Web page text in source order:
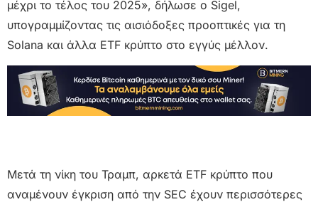
μέχρι το τέλος του 2025», δήλωσε ο Sigel,
υπογραμμίζοντας τις αισιόδοξες προοπτικές για τη
Solana και άλλα ETF κρύπτο στο εγγύς μέλλον.
Μετά τη νίκη του Τραμπ, αρκετά ETF κρύπτο που
αναμένουν έγκριση από την SEC έχουν περισσότερες